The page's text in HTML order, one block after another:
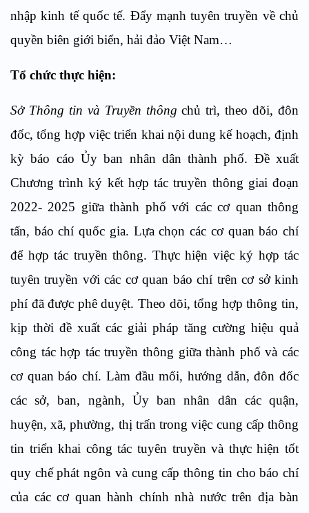
nhập kinh tế quốc tế. Đẩy mạnh tuyên truyền về chủ
quyền biên giới biển, hải đảo Việt Nam…
Tổ chức thực hiện:
Sở Thông tin và Truyền thông chủ trì, theo dõi, đôn
đốc, tổng hợp việc triển khai nội dung kế hoạch, định
kỳ báo cáo Ủy ban nhân dân thành phố. Đề xuất
Chương trình ký kết hợp tác truyền thông giai đoạn
2022- 2025 giữa thành phố với các cơ quan thông
tấn, báo chí quốc gia. Lựa chọn các cơ quan báo chí
để hợp tác truyền thông. Thực hiện việc ký hợp tác
tuyên truyền với các cơ quan báo chí trên cơ sở kinh
phí đã được phê duyệt. Theo dõi, tổng hợp thông tin,
kịp thời đề xuất các giải pháp tăng cường hiệu quả
công tác hợp tác truyền thông giữa thành phố và các
cơ quan báo chí. Làm đầu mối, hướng dẫn, đôn đốc
các sở, ban, ngành, Ủy ban nhân dân các quận,
huyện, xã, phường, thị trấn trong việc cung cấp thông
tin triển khai công tác tuyên truyền và thực hiện tốt
quy chế phát ngôn và cung cấp thông tin cho báo chí
của các cơ quan hành chính nhà nước trên địa bàn